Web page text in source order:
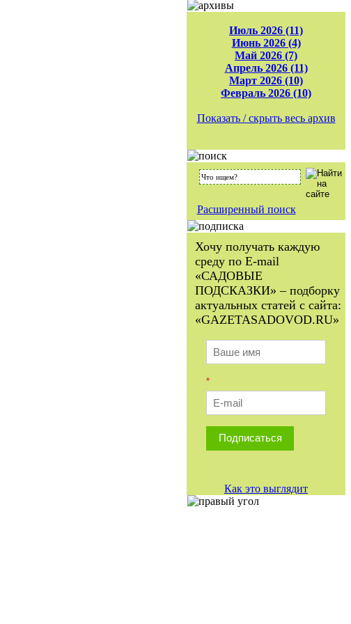
Июль 2026 (11)
Июнь 2026 (4)
Май 2026 (7)
Апрель 2026 (11)
Март 2026 (10)
Февраль 2026 (10)
Показать / скрыть весь архив
Расширенный поиск
Хочу получать каждую
среду по E-mail
«САДОВЫЕ
ПОДСКАЗКИ» – подборку
актуальных статей с сайта:
«GAZETASADOVOD.RU»
*
Подписаться
Как это выглядит